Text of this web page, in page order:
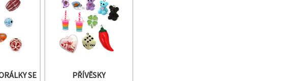
SE
PŘÍVĚSKY